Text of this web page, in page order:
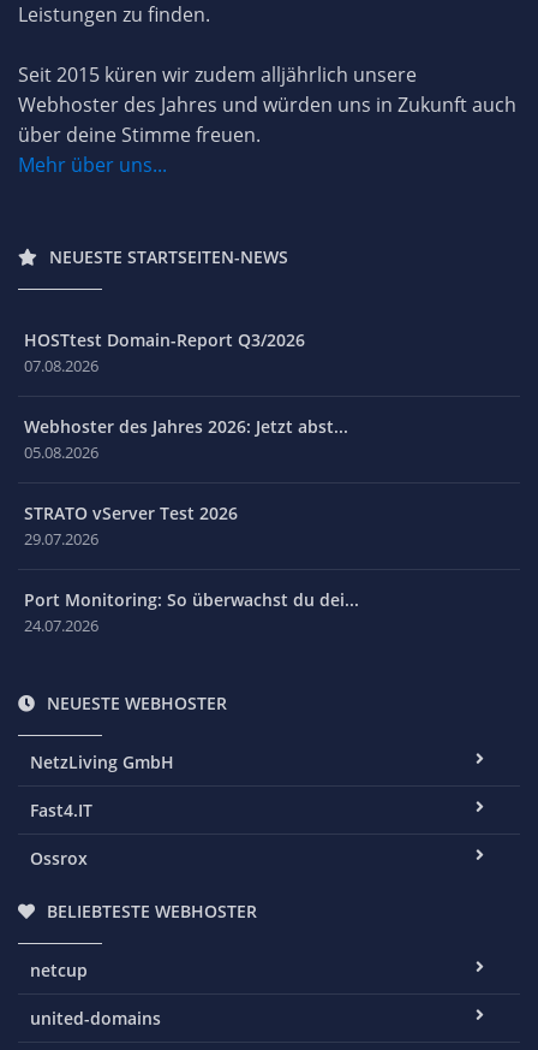
Leistungen zu finden.
Seit 2015 küren wir zudem alljährlich unsere
Webhoster des Jahres und würden uns in Zukunft auch
über deine Stimme freuen.
Mehr über uns...
NEUESTE STARTSEITEN-NEWS
HOSTtest Domain-Report Q3/2026
07.08.2026
Webhoster des Jahres 2026: Jetzt abst...
05.08.2026
STRATO vServer Test 2026
29.07.2026
Port Monitoring: So überwachst du dei...
24.07.2026
NEUESTE WEBHOSTER
NetzLiving GmbH
Fast4.IT
Ossrox
BELIEBTESTE WEBHOSTER
netcup
united-domains